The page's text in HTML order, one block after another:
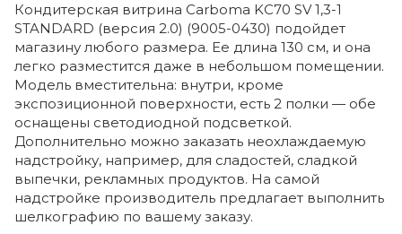
Кондитерская витрина Carboma KC70 SV 1,3-1
STANDARD (версия 2.0) (9005-0430) подойдет
магазину любого размера. Ее длина 130 см, и она
легко разместится даже в небольшом помещении.
Модель вместительна: внутри, кроме
экспозиционной поверхности, есть 2 полки — обе
оснащены светодиодной подсветкой.
Дополнительно можно заказать неохлаждаемую
надстройку, например, для сладостей, сладкой
выпечки, рекламных продуктов. На самой
надстройке производитель предлагает выполнить
шелкографию по вашему заказу.